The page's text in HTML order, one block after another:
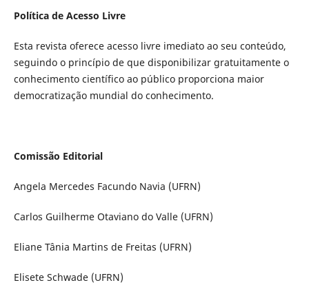
Política de Acesso Livre
Esta revista oferece acesso livre imediato ao seu conteúdo,
seguindo o princípio de que disponibilizar gratuitamente o
conhecimento científico ao público proporciona maior
democratização mundial do conhecimento.
Comissão Editorial
Angela Mercedes Facundo Navia (UFRN)
Carlos Guilherme Otaviano do Valle (UFRN)
Eliane Tânia Martins de Freitas (UFRN)
Elisete Schwade (UFRN)